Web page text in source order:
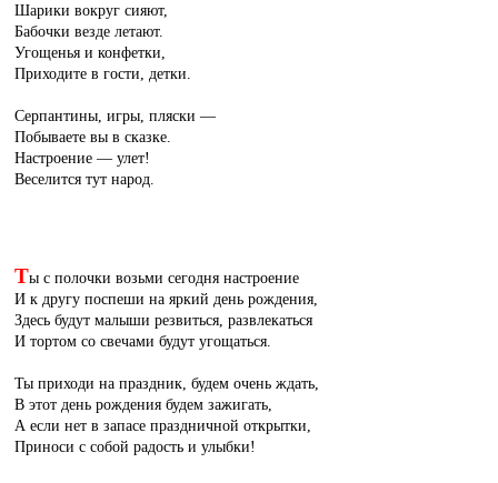
Шарики вокруг сияют,
Бабочки везде летают.
Угощенья и конфетки,
Приходите в гости, детки.
Серпантины, игры, пляски —
Побываете вы в сказке.
Настроение — улет!
Веселится тут народ.
Ты с полочки возьми сегодня настроение
И к другу поспеши на яркий день рождения,
Здесь будут малыши резвиться, развлекаться
И тортом со свечами будут угощаться.
Ты приходи на праздник, будем очень ждать,
В этот день рождения будем зажигать,
А если нет в запасе праздничной открытки,
Приноси с собой радость и улыбки!